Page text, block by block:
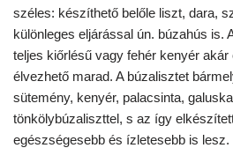
széles: készíthető belőle liszt, dara,
különleges eljárással ún. búzahús is.
teljes kiőrlésű vagy fehér kenyér akár
élvezhető marad. A búzalisztet
sütemény, kenyér, palacsinta,
tönkölybúzaliszttel, s az így
egészségesebb és ízletesebb is lesz.